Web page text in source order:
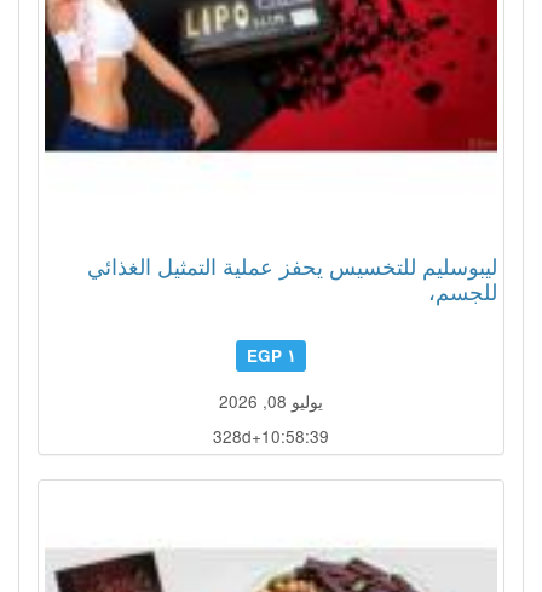
ليبوسليم للتخسيس يحفز عملية التمثيل الغذائي
للجسم،
١ EGP
يوليو 08, 2026
328d+10:58:36